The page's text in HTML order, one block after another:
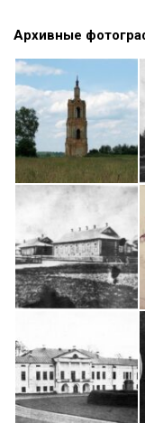
Архивные